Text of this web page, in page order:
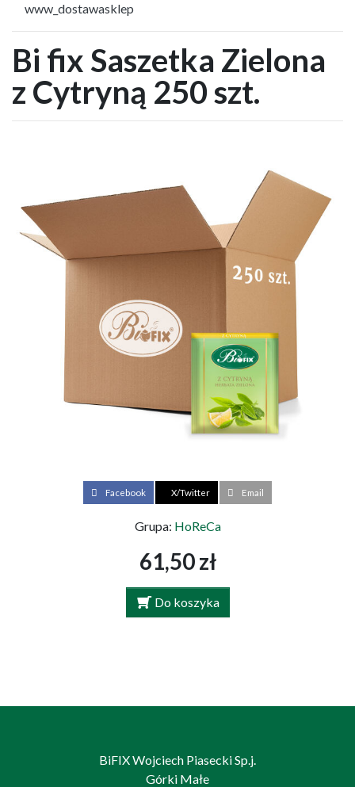
www_dostawasklep
Bi fix Saszetka Zielona
z Cytryną 250 szt.
Facebook X/Twitter Email
Grupa: HoReCa
61,50 zł
Do koszyka
BiFIX Wojciech Piasecki Sp.j.
Górki Małe